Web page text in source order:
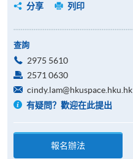
分享
列印
查詢
2975 5610
2571 0630
cindy.lam@hkuspace.hku.hk
有疑問？歡迎在此提出
報名辦法